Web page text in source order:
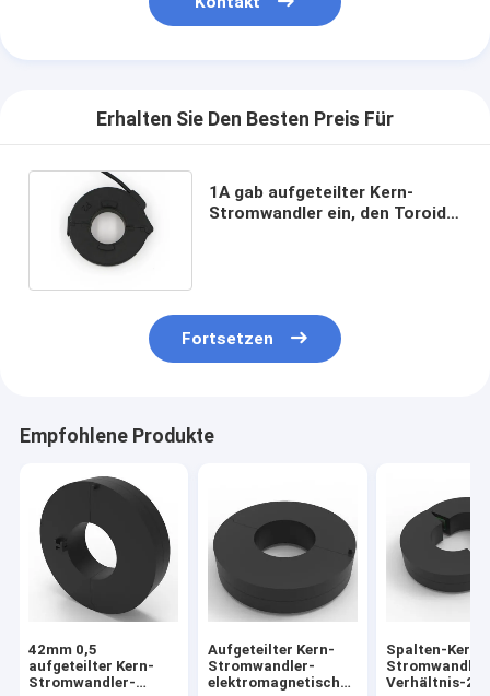
Erhalten Sie Den Besten Preis Für
1A gab aufgeteilter Kern-
Stromwandler ein, den Toroidal
Fortsetzen
Empfohlene Produkte
42mm 0,5
aufgeteilter Kern-
Stromwandler-
Aufgeteilter Kern-
Stromwandler-
elektromagnetische
Spalten-Kern-
Stromwandler
Verhältnis-